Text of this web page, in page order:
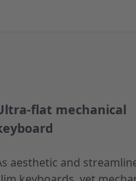
flat mechanical
aesthetic and